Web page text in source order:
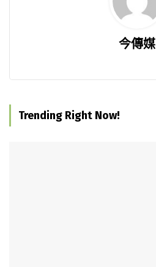
今傳媒
Trending Right Now!